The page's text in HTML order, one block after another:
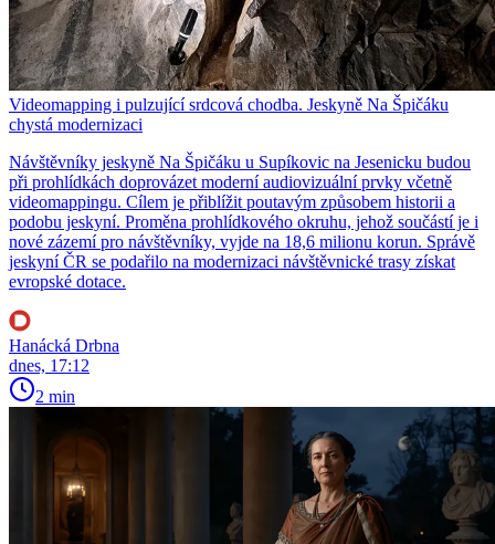
Videomapping i pulzující srdcová chodba. Jeskyně Na Špičáku
chystá modernizaci
Návštěvníky jeskyně Na Špičáku u Supíkovic na Jesenicku budou
při prohlídkách doprovázet moderní audiovizuální prvky včetně
videomappingu. Cílem je přiblížit poutavým způsobem historii a
podobu jeskyní. Proměna prohlídkového okruhu, jehož součástí je i
nové zázemí pro návštěvníky, vyjde na 18,6 milionu korun. Správě
jeskyní ČR se podařilo na modernizaci návštěvnické trasy získat
evropské dotace.
Hanácká Drbna
dnes, 17:12
2 min